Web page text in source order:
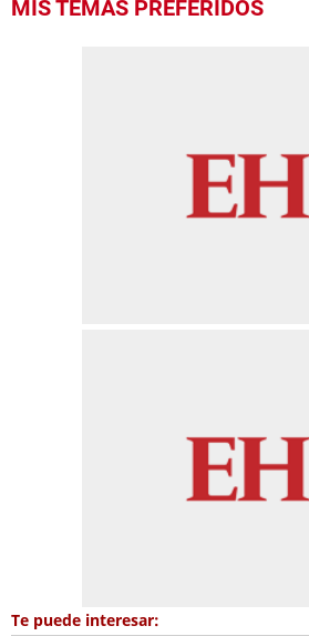
seconds
MIS TEMAS PREFERIDOS
Te puede interesar: